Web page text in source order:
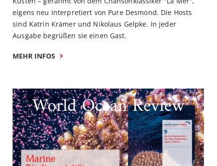
eigens neu interpretiert von Pure Desmond. Die Hosts
sind Katrin Krämer und Nikolaus Gelpke. In jeder
Ausgabe begrüßen sie einen Gast.
MEHR INFOS
World Ocean Review